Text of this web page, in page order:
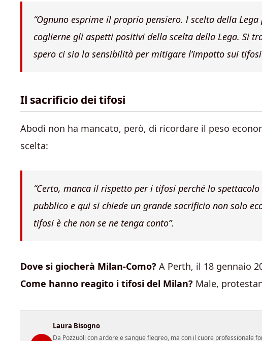
“Ognuno esprime il proprio pensiero. l scelta della
coglierne gli aspetti positivi della scelta della Lega. Si
spero ci sia la sensibilità per mitigare l’impatto sui
Il sacrificio dei tifosi
Abodi non ha mancato, però, di ricordare il peso
scelta:
“Certo, manca il rispetto per i tifosi perché lo spettacolo
pubblico e qui si chiede un grande sacrificio non solo
tifosi è che non se ne tenga conto”.
Dove si giocherà Milan-Como? A Perth, il 18 gennaio
Come hanno reagito i tifosi del Milan? Male,
Laura Bisogno
Da Pozzuoli con ardore e sangue flegreo, ma con il cuore professionale